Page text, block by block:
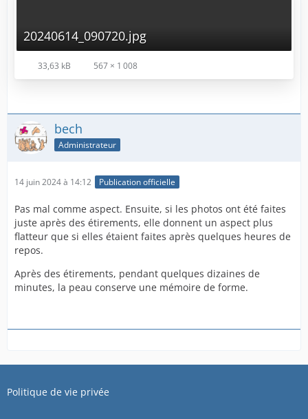
20240614_090720.jpg
33,63 kB 567 × 1 008
bech
Administrateur
14 juin 2024 à 14:12 Publication officielle
Pas mal comme aspect. Ensuite, si les photos ont été faites
juste après des étirements, elle donnent un aspect plus
flatteur que si elles étaient faites après quelques heures de
repos.
Après des étirements, pendant quelques dizaines de
minutes, la peau conserve une mémoire de forme.
Politique de vie privée